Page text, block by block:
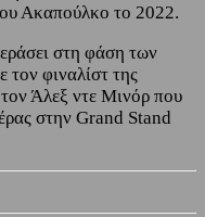
Ακαπούλκο το 2022.
στη φάση των
τον φιναλίστ της
Άλεξ ντε Μινόρ που
στην Grand Stand